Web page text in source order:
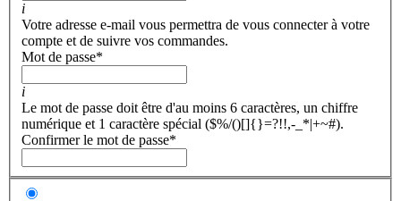
i
Votre adresse e-mail vous permettra de vous connecter à votre
compte et de suivre vos commandes.
Mot de passe*
i
Le mot de passe doit être d'au moins 6 caractères, un chiffre
numérique et 1 caractère spécial ($%/()[]{}=?!!,-_*|+~#).
Confirmer le mot de passe*